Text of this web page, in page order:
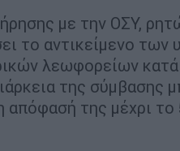
με την ΟΣΥ,
το αντικείμενο των
λεωφορείων κατά
της σύμβασης
απόφασή της μέχρι